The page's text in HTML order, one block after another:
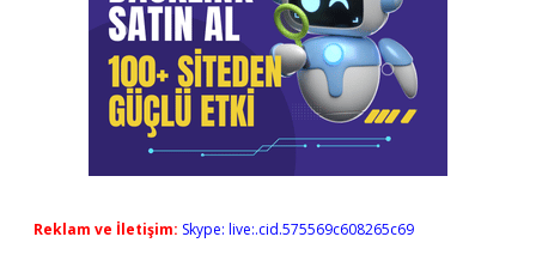
Reklam ve İletişim: Skype: live:.cid.575569c608265c69